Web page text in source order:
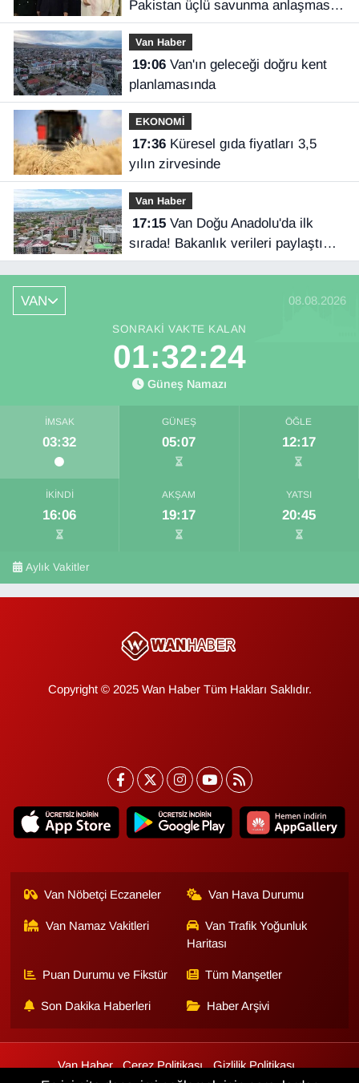
Pakistan üçlü savunma anlaşması
imzaladı
Van Haber
19:06Van'ın geleceği doğru kent
planlamasında
EKONOMİ
17:36Küresel gıda fiyatları 3,5
yılın zirvesinde
Van Haber
17:15Van Doğu Anadolu'da ilk
sırada! Bakanlık verileri paylaştı…
VAN 08.08.2026
SONRAKI VAKTE KALAN
01:32:23
Güneş Namazı
İMSAK
03:32
GÜNEŞ
05:07
ÖĞLE
12:17
İKINDI
16:06
AKŞAM
19:17
YATSI
20:45
Aylık Vakitler
Copyright © 2025 Wan Haber Tüm Hakları Saklıdır.
Van Nöbetçi Eczaneler Van Hava Durumu
Van Namaz Vakitleri
Van Trafik Yoğunluk
Haritası
Puan Durumu ve Fikstür Tüm Manşetler
Son Dakika Haberleri Haber Arşivi
Van Haber Çerez Politikası
Gizlilik Politikası